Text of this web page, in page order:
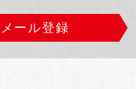
ール登録